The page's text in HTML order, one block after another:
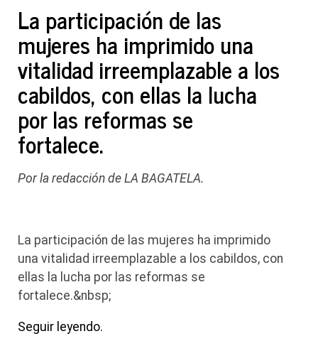
La participación de las
mujeres ha imprimido una
vitalidad irreemplazable a los
cabildos, con ellas la lucha
por las reformas se
fortalece.
Por la redacción de LA BAGATELA.
La participación de las mujeres ha imprimido
una vitalidad irreemplazable a los cabildos, con
ellas la lucha por las reformas se
fortalece.&nbsp;
Seguir leyendo.